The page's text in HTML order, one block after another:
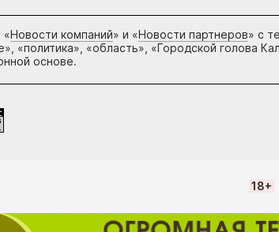
«Новости компаний» и «Новости партнеров» с
«политика», «область», «Городской голова
основе.
18+